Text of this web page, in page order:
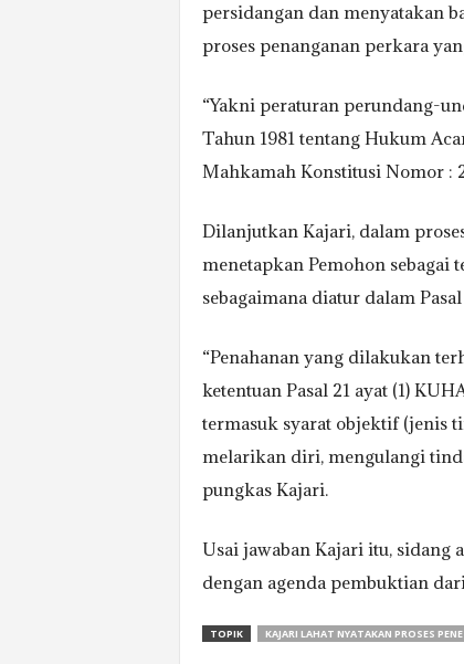
persidangan dan menyatakan
proses penanganan perkara
“Yakni peraturan perundang-
Tahun 1981 tentang Hukum
Mahkamah Konstitusi Nomor :
Dilanjutkan Kajari, dalam
menetapkan Pemohon
sebagaimana diatur dalam
“Penahanan yang dilakukan
ketentuan Pasal 21 ayat (1)
termasuk syarat objektif (jenis
melarikan diri, mengulangi
pungkas Kajari.
Usai jawaban Kajari itu, sidang
dengan agenda pembuktian
TOPIK KAJARI LAHAT NYATAKAN PROSES